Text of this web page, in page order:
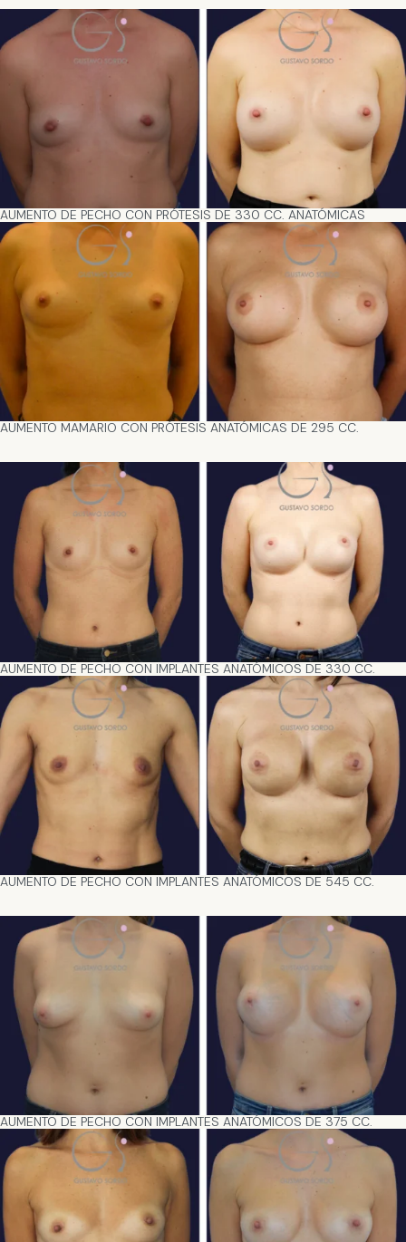
AUMENTO DE PECHO CON PRÓTESIS DE 330 CC. ANATÓMICAS
AUMENTO MAMARIO CON PRÓTESIS ANATÓMICAS DE 295 CC.
AUMENTO DE PECHO CON IMPLANTES ANATÓMICOS DE 330 CC.
AUMENTO DE PECHO CON IMPLANTES ANATÓMICOS DE 545 CC.
AUMENTO DE PECHO CON IMPLANTES ANATÓMICOS DE 375 CC.